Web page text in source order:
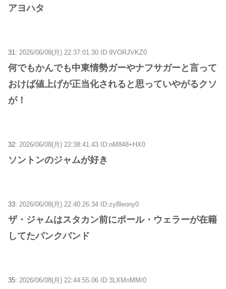
アヨハタ
31: 2026/06/08(月) 22:37:01.30 ID:9VORJVKZ0
何でもかんでも中東情勢ガーやナフサガーと言って
おけば値上げが正当化されると思っていやがるクソ
が！
32: 2026/06/08(月) 22:38:41.43 ID:nM848+HX0
ソントンのジャムが好き
33: 2026/06/08(月) 22:40:26.34 ID:zy8leony0
ザ・ジャムはスタカン前にポール・ウェラーが在籍
してたパンクバンド
35: 2026/06/08(月) 22:44:55.06 ID:3LXMnMM/0